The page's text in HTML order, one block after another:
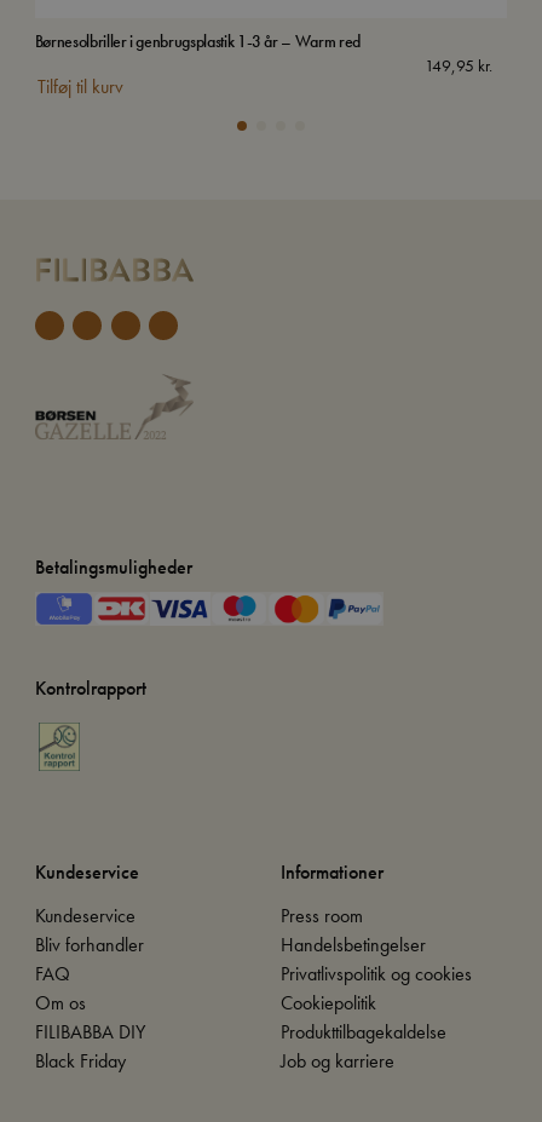
Børnesolbriller i genbrugsplastik 1-3 år – Warm red
149,95 kr.
Tilføj til kurv
Betalingsmuligheder
Kontrolrapport
Kundeservice
Kundeservice
Bliv forhandler
FAQ
Om os
FILIBABBA DIY
Black Friday
Informationer
Press room
Handelsbetingelser
Privatlivspolitik og cookies
Cookiepolitik
Produkttilbagekaldelse
Job og karriere